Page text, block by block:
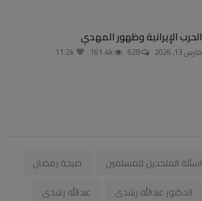
الحرب الإيرانية وظهور المهدي
مارس 13, 2026
اسئلة الملحدين للمسلمين
صيحة رمضان
الدكتور عبدالله رشدى
عبدالله رشدى